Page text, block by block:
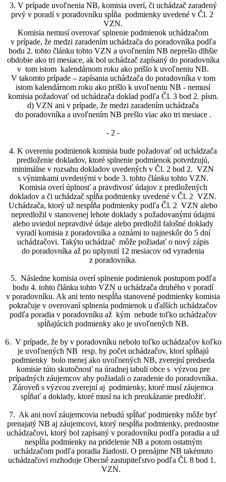
3. V prípade uvoľnenia NB, komisia overí, či uchádzač zaradený
prvý v poradí v poradovníku spĺňa podmienky uvedené v Čl. 2
VZN.
Komisia nemusí overovať splnenie podmienok uchádzačom
v prípade, že medzi zaradením uchádzača do poradovníka podľa
bodu 2. tohto článku tohto VZN a uvoľnením NB neprešlo dlhšie
obdobie ako tri mesiace, ak bol uchádzač zapísaný do poradovníka
v tom istom kalendárnom roku ako prišlo k uvoľneniu NB.
V takomto prípade – zapísania uchádzača do poradovníka v tom
istom kalendárnom roku ako prišlo k uvoľneniu NB - nemusí
komisia požadovať od uchádzača doklad podľa Čl. 3 bod 2. písm.
d) VZN ani v prípade, že medzi zaradením uchádzača
do poradovníka a uvoľnením NB prešlo viac ako tri mesiace .
- 2 -
4. K overeniu podmienok komisia bude požadovať od uchádzača
predloženie dokladov, ktoré splnenie podmienok potvrdzujú,
minimálne v rozsahu dokladov uvedených v Čl. 2 bod 2. VZN
s výnimkami uvedenými v bode 3. tohto článku tohto VZN.
Komisia overí úplnosť a pravdivosť údajov z predložených
dokladov a či uchádzač spĺňa podmienky uvedené v Čl. 2 VZN.
Uchádzača, ktorý už nespĺňa podmienky podľa Čl. 2 VZN alebo
nepredložil v stanovenej lehote doklady s požadovanými údajmi
alebo uviedol nepravdivé údaje alebo predložil falošné doklady
vyradí komisia z poradovníka a oznámi to najneskôr do 5 dní
uchádzačovi. Takýto uchádzač môže požiadať o nový zápis
do poradovníka až po uplynutí 12 mesiacov od vyradenia
z poradovníka.
5. Následne komisia overí splnenie podmienok postupom podľa
bodu 4. tohto článku tohto VZN u uchádzača druhého v poradí
v poradovníku. Ak ani tento nespĺňa stanovené podmienky komisia
pokračuje v overovaní splnenia podmienok u ďalších uchádzačov
podľa poradia v poradovníku až kým nebude toľko uchádzačov
spĺňajúcich podmienky ako je uvoľnených NB.
6. V prípade, že by v poradovníku nebolo toľko uchádzačov koľko
je uvoľnených NB resp. by počet uchádzačov, ktorí spĺňajú
podmienky bolo menej ako uvoľnených NB, zverejní predseda
komisie túto skutočnosť na úradnej tabuli obce s výzvou pre
prípadných záujemcov aby požiadali o zaradenie do poradovníka.
Zároveň s výzvou zverejní aj podmienky, ktoré musí záujemca
spĺňať a doklady, ktoré musí na ich preukázanie predložiť.
7. Ak ani noví záujemcovia nebudú spĺňať podmienky môže byť
prenajatý NB aj záujemcovi, ktorý nespĺňa podmienky, prednostne
uchádzačovi, ktorý bol zapísaný v poradovníku podľa poradia a už
nespĺňa podmienky na pridelenie NB a potom ostatným
uchádzačom podľa poradia žiadosti. O prenájme NB takémuto
uchádzačovi rozhoduje Obecné zastupiteľstvo podľa Čl. 8 bod 1.
VZN.